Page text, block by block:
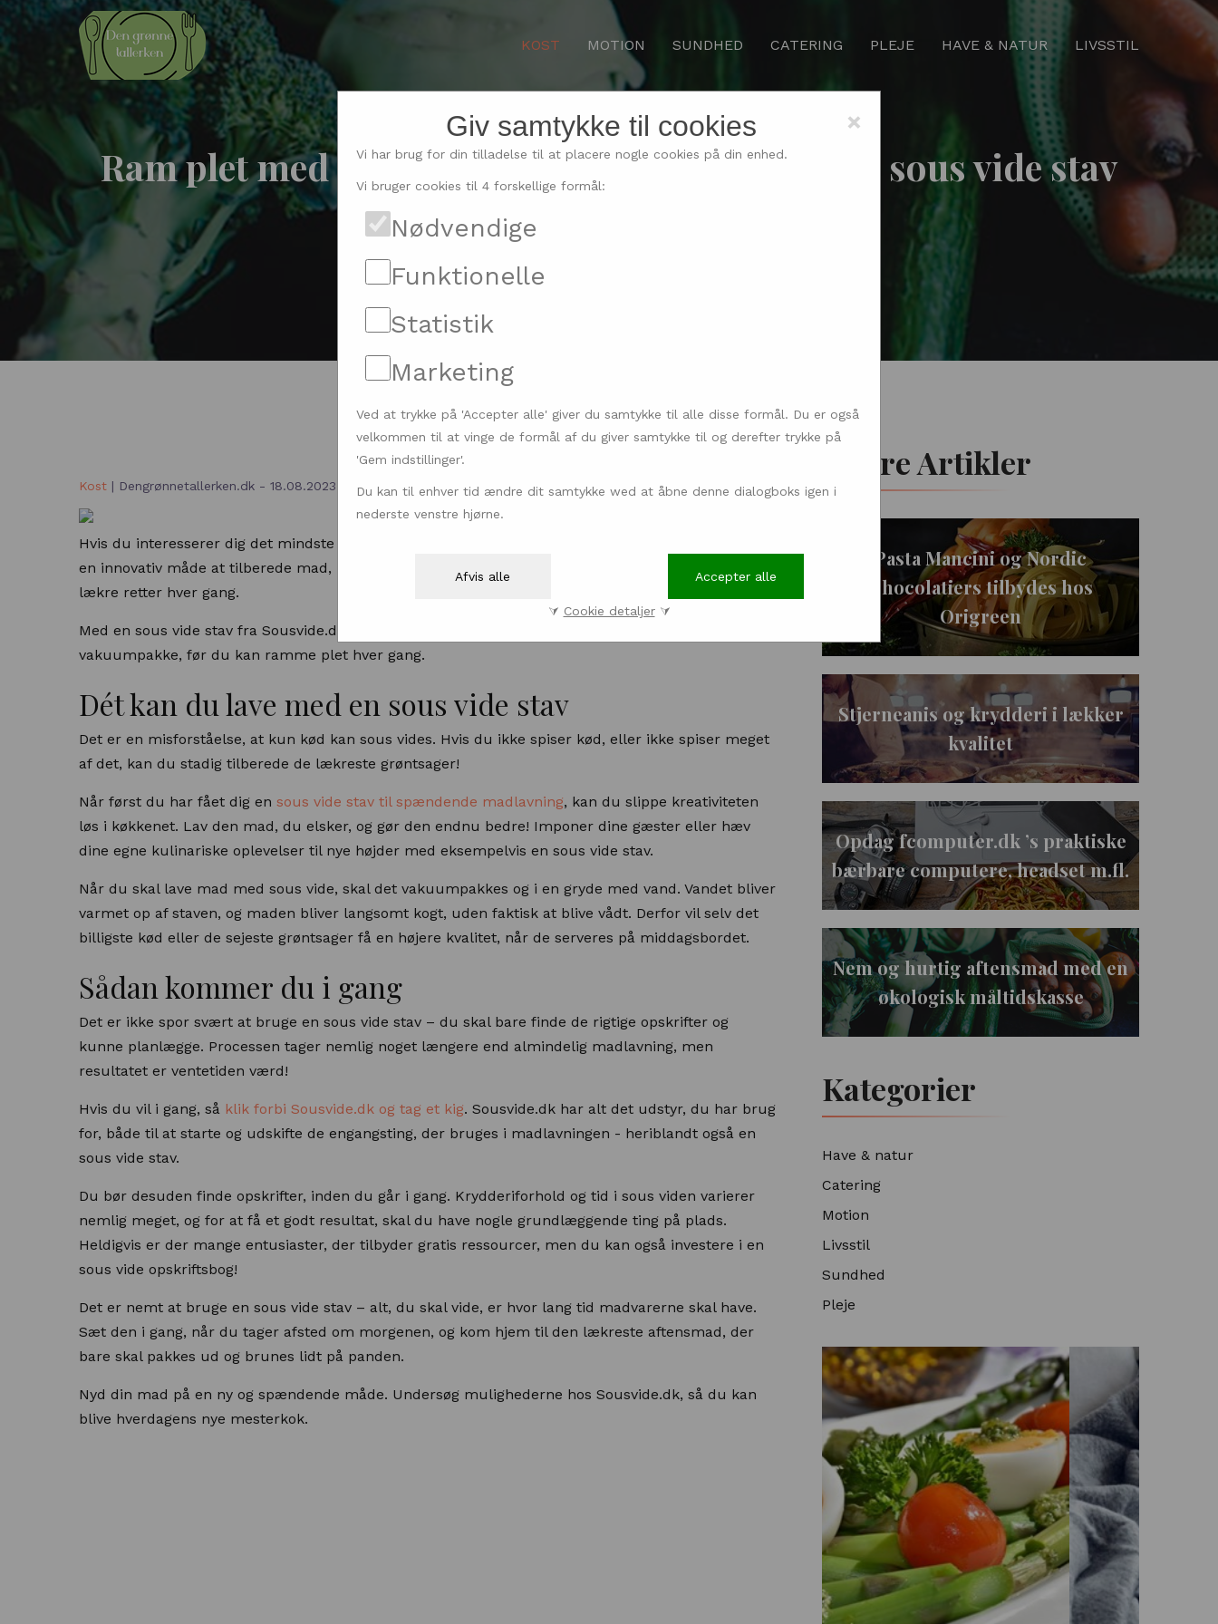
KOST MOTION SUNDHED CATERING PLEJE HAVE & NATUR LIVSSTIL
Ram plet med madlavningen hver gang med en sous vide stav
Kost | Dengrønnetallerken.dk - 18.08.2023
Hvis du interesserer dig det mindste for mad, har du garanteret allerede hørt om sous vide. Det er
en innovativ måde at tilberede mad, hvor fibrene bliver nedbrudt over længere tid, og du får møre,
lækre retter hver gang.
Med en sous vide stav fra Sousvide.dk er alt, du har brug for, en gryde og redskaberne til at
vakuumpakke, før du kan ramme plet hver gang.
Dét kan du lave med en sous vide stav
Det er en misforståelse, at kun kød kan sous vides. Hvis du ikke spiser kød, eller ikke spiser meget
af det, kan du stadig tilberede de lækreste grøntsager!
Når først du har fået dig en sous vide stav til spændende madlavning, kan du slippe kreativiteten
løs i køkkenet. Lav den mad, du elsker, og gør den endnu bedre! Imponer dine gæster eller hæv
dine egne kulinariske oplevelser til nye højder med eksempelvis en sous vide stav.
Når du skal lave mad med sous vide, skal det vakuumpakkes og i en gryde med vand. Vandet bliver
varmet op af staven, og maden bliver langsomt kogt, uden faktisk at blive vådt. Derfor vil selv det
billigste kød eller de sejeste grøntsager få en højere kvalitet, når de serveres på middagsbordet.
Sådan kommer du i gang
Det er ikke spor svært at bruge en sous vide stav – du skal bare finde de rigtige opskrifter og
kunne planlægge. Processen tager nemlig noget længere end almindelig madlavning, men
resultatet er ventetiden værd!
Hvis du vil i gang, så klik forbi Sousvide.dk og tag et kig. Sousvide.dk har alt det udstyr, du har brug
for, både til at starte og udskifte de engangsting, der bruges i madlavningen - heriblandt også en
sous vide stav.
Du bør desuden finde opskrifter, inden du går i gang. Krydderiforhold og tid i sous viden varierer
nemlig meget, og for at få et godt resultat, skal du have nogle grundlæggende ting på plads.
Heldigvis er der mange entusiaster, der tilbyder gratis ressourcer, men du kan også investere i en
sous vide opskriftsbog!
Det er nemt at bruge en sous vide stav – alt, du skal vide, er hvor lang tid madvarerne skal have.
Sæt den i gang, når du tager afsted om morgenen, og kom hjem til den lækreste aftensmad, der
bare skal pakkes ud og brunes lidt på panden.
Nyd din mad på en ny og spændende måde. Undersøg mulighederne hos Sousvide.dk, så du kan
blive hverdagens nye mesterkok.
Andre Artikler
Pasta Mancini og Nordic
Chocolatiers tilbydes hos
Origreen
Stjerneanis og krydderi i lækker
kvalitet
Opdag fcomputer.dk ’s praktiske
bærbare computere, headset m.fl.
Nem og hurtig aftensmad med en
økologisk måltidskasse
Kategorier
Have & natur
Catering
Motion
Livsstil
Sundhed
Pleje
×
Giv samtykke til cookies
Vi har brug for din tilladelse til at placere nogle cookies på din enhed.
Vi bruger cookies til 4 forskellige formål:
Nødvendige
Funktionelle
Statistik
Marketing
Ved at trykke på 'Accepter alle' giver du samtykke til alle disse formål. Du er også
velkommen til at vinge de formål af du giver samtykke til og derefter trykke på
'Gem indstillinger'.
Du kan til enhver tid ændre dit samtykke wed at åbne denne dialogboks igen i
nederste venstre hjørne.
Afvis alle Accepter alle
⮛ Cookie detaljer ⮛